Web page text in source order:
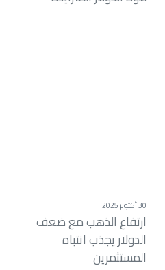
30 أكتوبر 2025
ارتفاع الذهب مع ضعف
الدولار يجذب انتباه
المستثمرين